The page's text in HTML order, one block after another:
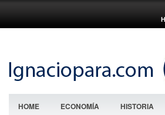
HOME ECONOMÍA HISTORIA